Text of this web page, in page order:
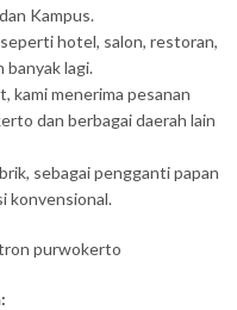
Kampus.
seperti hotel, salon, restoran,
banyak lagi.
kami menerima pesanan
dan berbagai daerah lain
sebagai pengganti papan
konvensional.